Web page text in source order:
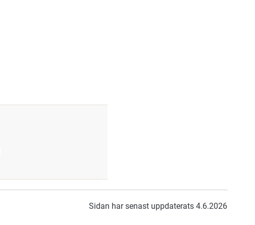
Sidan har senast uppdaterats 4.6.2026